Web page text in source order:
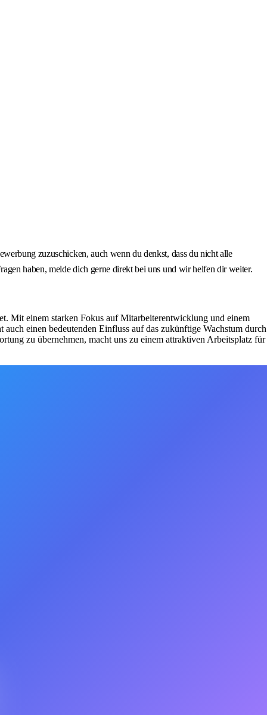
zuzuschicken, auch wenn du denkst, dass du nicht alle
haben, melde dich gerne direkt bei uns und wir helfen dir weiter.
Mit einem starken Fokus auf Mitarbeiterentwicklung und einem
einen bedeutenden Einfluss auf das zukünftige Wachstum durch
zu übernehmen, macht uns zu einem attraktiven Arbeitsplatz für